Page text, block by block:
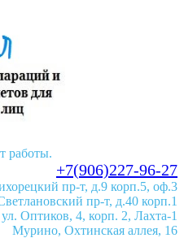
работы.
+7(906)227-96-27
пр-т, д.9 корп.5, оф.3
пр-т, д.40 корп.1
ул. Оптиков, 4, корп. 2, Лахта-1
Мурино, Охтинская аллея, 16